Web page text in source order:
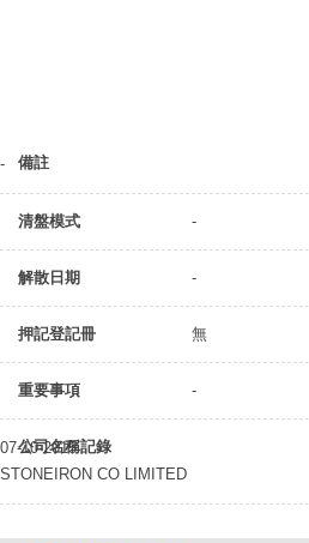
備註
-
清盤模式 -
解散日期 -
押記登記冊 無
重要事項 -
公司名稱記錄
07-10-2015
STONEIRON CO LIMITED